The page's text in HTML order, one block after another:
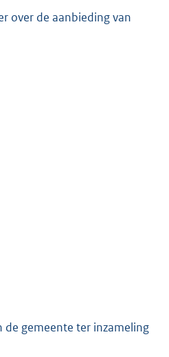
over de aanbieding van
gemeente ter inzameling